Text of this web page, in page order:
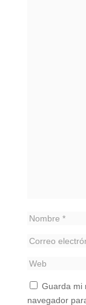
Guarda mi
navegador